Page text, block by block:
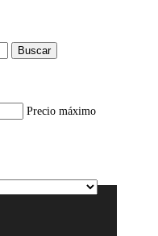
Buscar
Precio máximo